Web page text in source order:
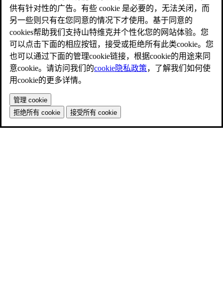
供有针对性的广告。有些 cookie 是必要的，无法关闭，而
另一些则只有在您同意的情况下才使用。基于同意的
cookies帮助我们支持山特维克并个性化您的网站体验。您
可以点击下面的相应按钮，接受或拒绝所有此类cookie。您
也可以通过下面的管理cookie链接，根据cookie的用途来同
意cookie。请访问我们的cookie隐私政策，了解我们如何使
用cookie的更多详情。
管理 cookie
拒绝所有 cookie
接受所有 cookie